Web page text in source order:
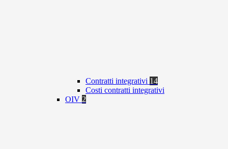
Contratti integrativi 14
Costi contratti integrativi
OIV 2